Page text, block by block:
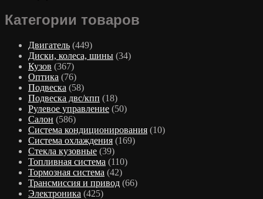
Категории товаров
Двигатель (449)
Диски, колеса, шины (34)
Кузов (367)
Оптика (76)
Подвеска (58)
Подвеска двс/кпп (18)
Рулевое управление (50)
Салон (586)
Система кондиционирования (10)
Система охлаждения (169)
Стекла кузовные (39)
Топливная система (110)
Тормозная система (42)
Трансмиссия и привод (66)
Электроника (425)